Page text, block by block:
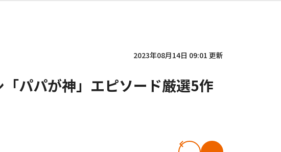
2023年08月14日 09:01 更新
「パパが神」エピソード厳選5作